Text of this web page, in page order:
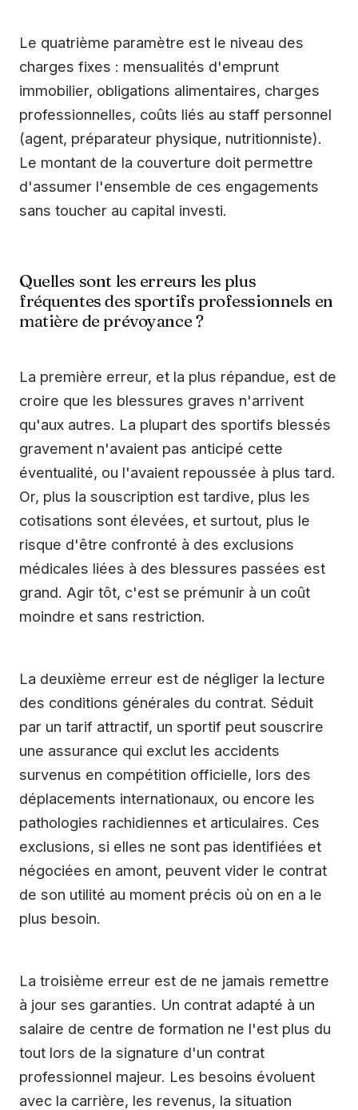
Le quatrième paramètre est le niveau des
charges fixes : mensualités d'emprunt
immobilier, obligations alimentaires, charges
professionnelles, coûts liés au staff personnel
(agent, préparateur physique, nutritionniste).
Le montant de la couverture doit permettre
d'assumer l'ensemble de ces engagements
sans toucher au capital investi.
Quelles sont les erreurs les plus
fréquentes des sportifs professionnels en
matière de prévoyance ?
La première erreur, et la plus répandue, est de
croire que les blessures graves n'arrivent
qu'aux autres. La plupart des sportifs blessés
gravement n'avaient pas anticipé cette
éventualité, ou l'avaient repoussée à plus tard.
Or, plus la souscription est tardive, plus les
cotisations sont élevées, et surtout, plus le
risque d'être confronté à des exclusions
médicales liées à des blessures passées est
grand. Agir tôt, c'est se prémunir à un coût
moindre et sans restriction.
La deuxième erreur est de négliger la lecture
des conditions générales du contrat. Séduit
par un tarif attractif, un sportif peut souscrire
une assurance qui exclut les accidents
survenus en compétition officielle, lors des
déplacements internationaux, ou encore les
pathologies rachidiennes et articulaires. Ces
exclusions, si elles ne sont pas identifiées et
négociées en amont, peuvent vider le contrat
de son utilité au moment précis où on en a le
plus besoin.
La troisième erreur est de ne jamais remettre
à jour ses garanties. Un contrat adapté à un
salaire de centre de formation ne l'est plus du
tout lors de la signature d'un contrat
professionnel majeur. Les besoins évoluent
avec la carrière, les revenus, la situation